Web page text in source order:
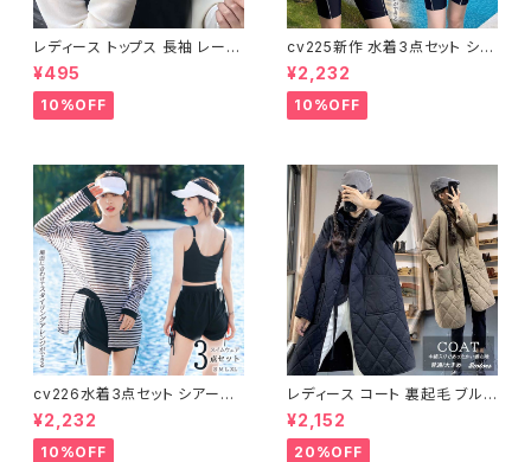
レディース トップス 長袖 レース
タートルネック ファッション 4色
美ライン
¥495
10%OFF
cv225新作 水着3点セット シア
ートップス ラッシュガード 長袖
日焼け防止 体型カバー
¥2,232
10%OFF
cv226水着3点セット シアート
ップス ラッシュガード 長袖 日焼
け防止 体型カバー
¥2,232
10%OFF
レディース コート 裏起毛 ブルゾ
ン ジャンパー ジャケット キルテ
ィング 中綿
¥2,152
20%OFF